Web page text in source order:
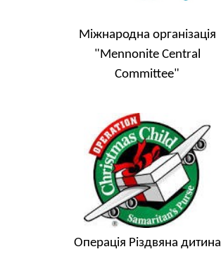
Міжнародна організація
"Mennonite Central
Committee"
Операція Різдвяна дитина